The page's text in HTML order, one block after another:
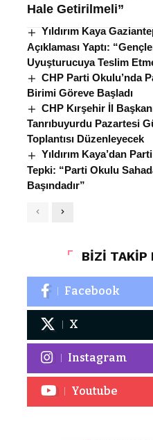
Hale Getirilmeli”
Yıldırım Kaya
Açıklaması Yaptı:
Uyuşturucuya Teslim
CHP Parti Okulu’nda
Birimi Göreve Başladı
CHP Kırşehir İl
Tanrıbuyurdu Pazartesi
Toplantısı Düzenleyecek
Yıldırım Kaya’dan
Tepki: “Parti Okulu
Başındadır”
BİZİ TAKİP
Facebook
X
Instagram
Youtube